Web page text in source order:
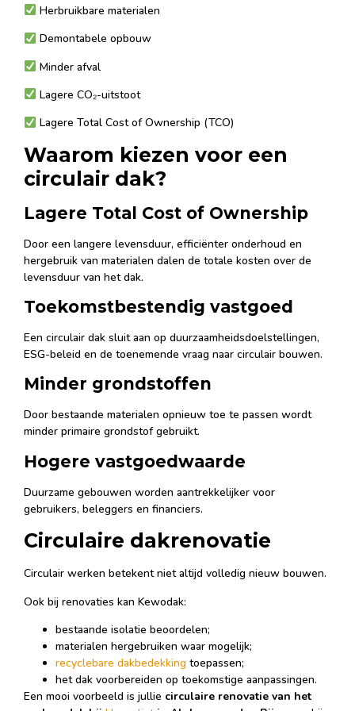
Herbruikbare materialen
Demontabele opbouw
Minder afval
Lagere CO₂-uitstoot
Lagere Total Cost of Ownership (TCO)
Waarom kiezen voor een
circulair dak?
Lagere Total Cost of Ownership
Door een langere levensduur, efficiënter onderhoud en
hergebruik van materialen dalen de totale kosten over de
levensduur van het dak.
Toekomstbestendig vastgoed
Een circulair dak sluit aan op duurzaamheidsdoelstellingen,
ESG-beleid en de toenemende vraag naar circulair bouwen.
Minder grondstoffen
Door bestaande materialen opnieuw toe te passen wordt
minder primaire grondstof gebruikt.
Hogere vastgoedwaarde
Duurzame gebouwen worden aantrekkelijker voor
gebruikers, beleggers en financiers.
Circulaire dakrenovatie
Circulair werken betekent niet altijd volledig nieuw bouwen.
Ook bij renovaties kan Kewodak:
bestaande isolatie beoordelen;
materialen hergebruiken waar mogelijk;
recyclebare dakbedekking toepassen;
het dak voorbereiden op toekomstige aanpassingen.
Een mooi voorbeeld is jullie circulaire renovatie van het